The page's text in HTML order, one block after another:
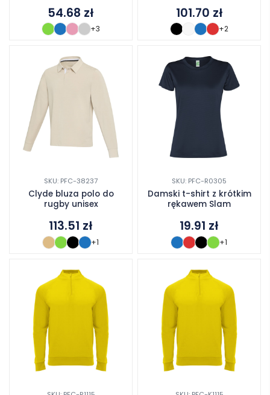
54.68 zł
+3
101.70 zł
+2
SKU: PFC-38237
Clyde bluza polo do
rugby unisex
113.51 zł
+1
SKU: PFC-R0305
Damski t-shirt z krótkim
rękawem Slam
19.91 zł
+1